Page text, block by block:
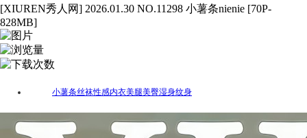
[XIUREN秀人网] 2026.01.30 NO.11298 小薯条nienie [70P-
828MB]
小薯条丝袜性感内衣美腿美臀湿身纹身